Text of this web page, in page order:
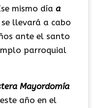
mismo día a
llevará a cabo
ante el santo
parroquial
Mayordomía
año en el